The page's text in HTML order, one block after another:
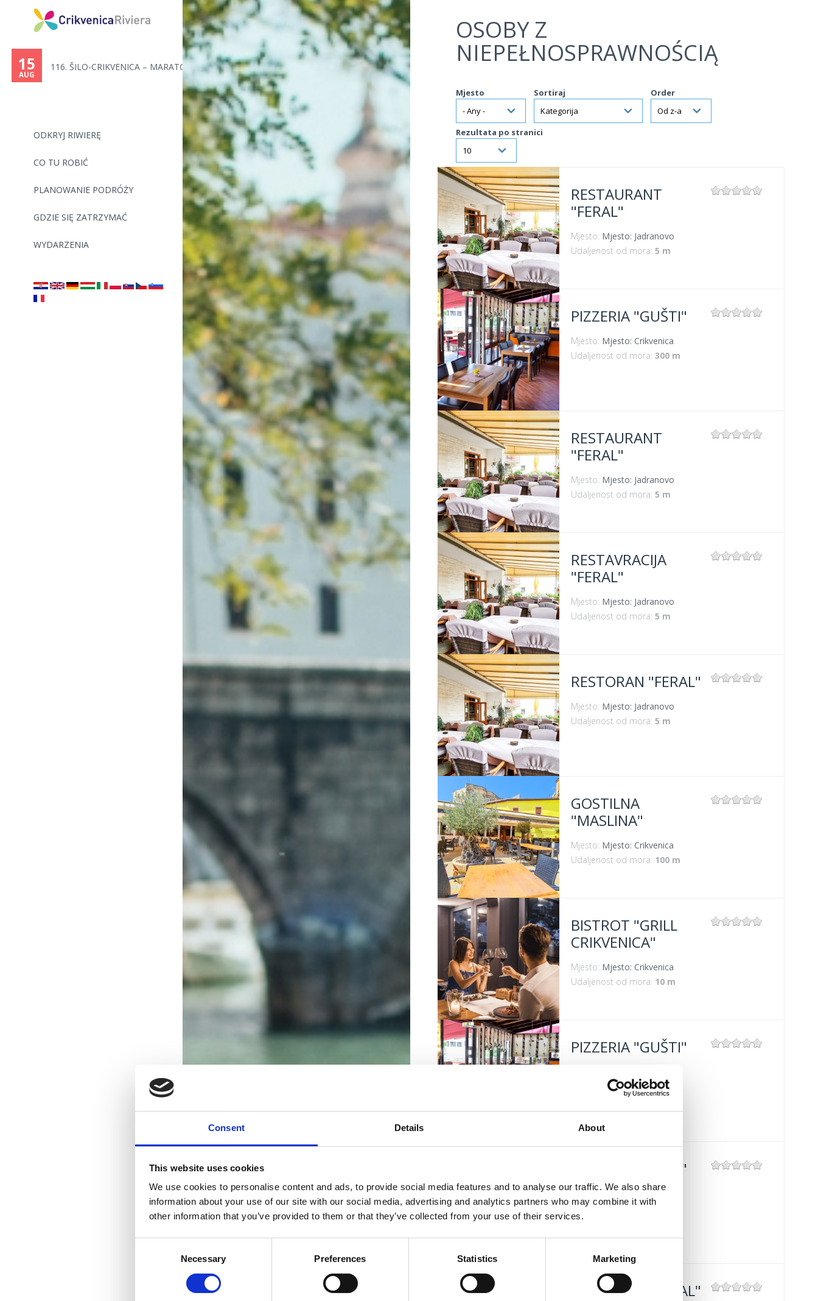
Consent Details About
This website uses cookies
We use cookies to personalise content and ads, to provide social media features and to analyse our traffic. We also share
information about your use of our site with our social media, advertising and analytics partners who may combine it with
other information that you’ve provided to them or that they’ve collected from your use of their services.
Necessary Preferences Statistics Marketing
Jump to navigation
ODKRYJ RIWIERĘ
CO TU ROBIĆ
PLANOWANIE PODRÓŻY
GDZIE SIĘ ZATRZYMAĆ
WYDARZENIA
15
AUG
116. ŠILO-CRIKVENICA – MARATON...
OSOBY Z
NIEPEŁNOSPRAWNOŚCIĄ
Mjesto Sortiraj Order
Rezultata po stranici
VIŠE INFORMACIJA
RESTAURANT
"FERAL"
Mjesto: Mjesto: Jadranovo
Udaljenost od mora: 5 m
VIŠE INFORMACIJA
PIZZERIA "GUŠTI"
Mjesto: Mjesto: Crikvenica
Udaljenost od mora: 300 m
VIŠE INFORMACIJA
RESTAURANT
"FERAL"
Mjesto: Mjesto: Jadranovo
Udaljenost od mora: 5 m
VIŠE INFORMACIJA
RESTAVRACIJA
"FERAL"
Mjesto: Mjesto: Jadranovo
Udaljenost od mora: 5 m
VIŠE INFORMACIJA
RESTORAN "FERAL"
Mjesto: Mjesto: Jadranovo
Udaljenost od mora: 5 m
GOSTILNA
"MASLINA"
Mjesto: Mjesto: Crikvenica
Udaljenost od mora: 100 m
BISTROT "GRILL
CRIKVENICA"
Mjesto: Mjesto: Crikvenica
Udaljenost od mora: 10 m
PIZZERIA "GUŠTI"
Udaljenost od mora:300 m
VIŠE INFORMACIJA
PIZZERIA "GUŠTI"
Mjesto: Mjesto: Crikvenica
Udaljenost od mora:300 m
RESTORAN "FERAL"